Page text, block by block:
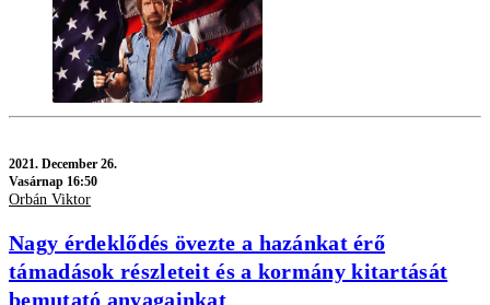
2021. December 26.
Vasárnap 16:50
Orbán Viktor
Nagy érdeklődés övezte a hazánkat érő
támadások részleteit és a kormány kitartását
bemutató anyagainkat